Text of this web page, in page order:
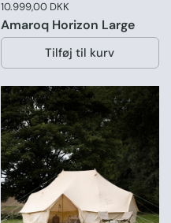
Pris:
10.999,00 DKK
Amaroq Horizon Large
Tilføj til kurv